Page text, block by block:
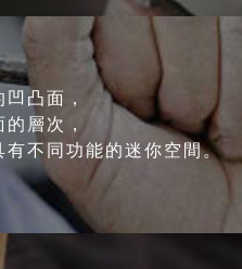
凸面，
層次，
有不同功能的迷你空間。